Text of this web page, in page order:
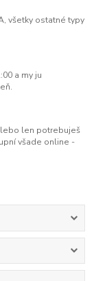
všetky ostatné typy
a my ju
len potrebuješ
všade online -